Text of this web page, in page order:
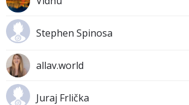
Stephen Spinosa
allav.world
Juraj Frlička